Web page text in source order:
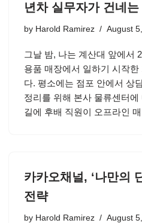
년차 실무자가 건네
by Harold Ramirez August
그날 밤, 나는 계산대 앞에서
용품 매장에서 일하기 시작
다. 평소에는 점포 안에서 상
정리를 위해 본사 물류센터
길에 후배 직원이 오프라인
카카오채널, ‘나만의
전략
by Harold Ramirez August